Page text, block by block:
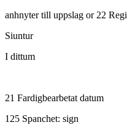
anhnyter till uppslag or 22
Siuntur
I dittum
21 Fardigbearbetat datum
125 Spanchet: sign